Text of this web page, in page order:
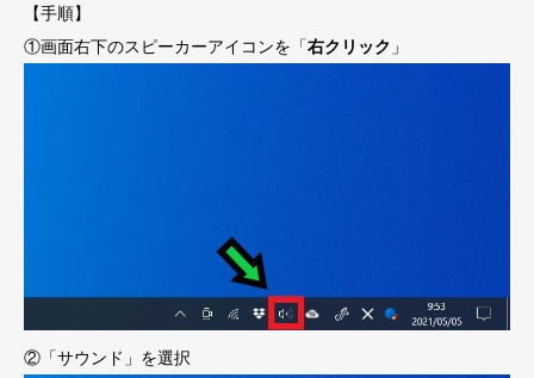
【手順】
①画面右下のスピーカーアイコンを「右クリック 」
②「サウンド」を選択